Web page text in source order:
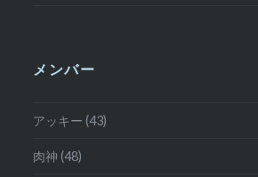
メンバー
アッキー (43)
肉神 (48)